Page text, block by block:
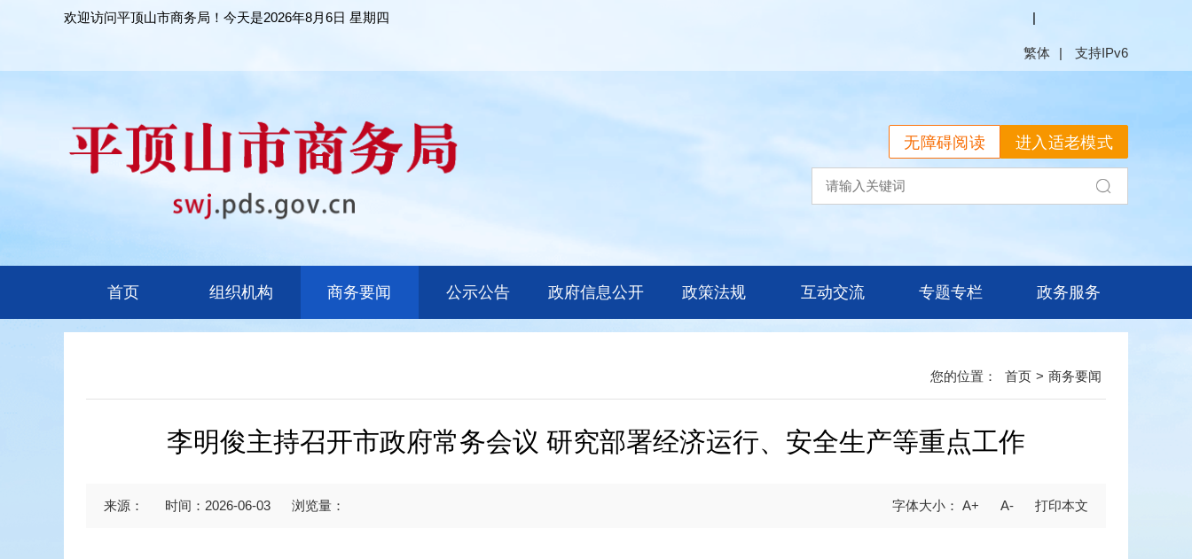
欢迎访问平顶山市商务局！今天是2026年8月6日 星期四
繁体
进入适老模式
无障碍阅读
首页 组织机构 商务要闻 公示公告 政府信息公开 政策法规 互动交流 专题专栏 政务服务
首页 > 商务要闻
李明俊主持召开市政府常务会议 研究部署经济运行、安全生产等重点工作
来源： 时间：2026-06-03 浏览量： A+ A-